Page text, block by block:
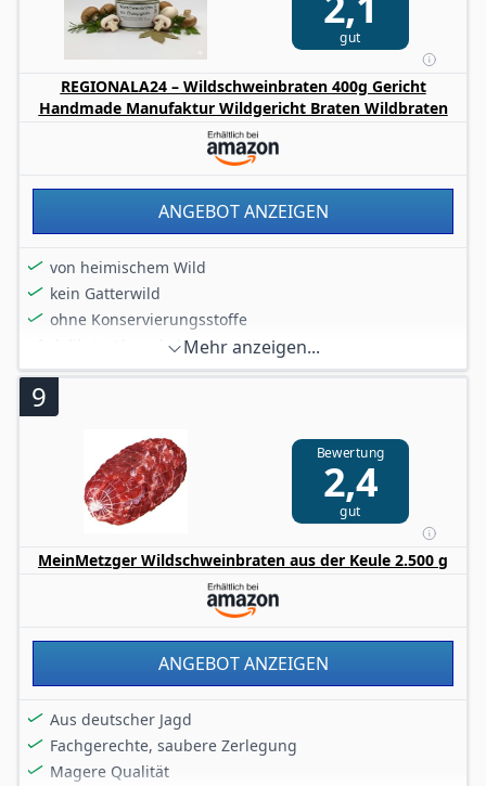
gut
REGIONALA24 – Wildschweinbraten 400g Gericht
Handmade Manufaktur Wildgericht Braten Wildbraten
ANGEBOT ANZEIGEN
von heimischem Wild
kein Gatterwild
ohne Konservierungsstoffe
delikate Abwechslung im Alltag
genießen Sie ein Stück Natur
Mehr anzeigen...
9
Bewertung
2,4
gut
MeinMetzger Wildschweinbraten aus der Keule 2.500 g
ANGEBOT ANZEIGEN
Aus deutscher Jagd
Fachgerechte, saubere Zerlegung
Magere Qualität